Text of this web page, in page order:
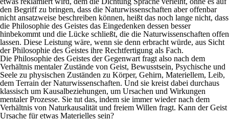
den Begriff zu bringen, dass die Naturwissenschaften aber offenbar
nicht ansatzweise beschreiben können, heißt das noch lange nicht, dass
die Philosophie des Geistes das Eingedenken dessen besser
hinbekommt und die Lücke schließt, die die Naturwissenschaften offen
lassen. Diese Leistung wäre, wenn sie denn erbracht würde, aus Sicht
der Philosophie des Geistes ihre Rechtfertigung als Fach.
Die Philosophie des Geistes der Gegenwart fragt also nach dem
Verhältnis mentaler Zustände von Geist, Bewusstsein, Psychische und
Seele zu physischen Zuständen zu Körper, Gehirn, Materiellem, Leib,
dem Terrain der Naturwissenschaften. Und sie kreist dabei durchaus
klassisch um Kausalbeziehungen, um Ursachen und Wirkungen
mentaler Prozesse. Sie tut das, indem sie immer wieder nach dem
Verhältnis von Naturkausalität und freiem Willen fragt. Kann der Geist
Ursache für etwas Materielles sein?